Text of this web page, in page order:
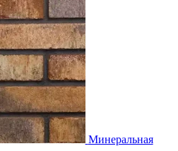
Минеральная